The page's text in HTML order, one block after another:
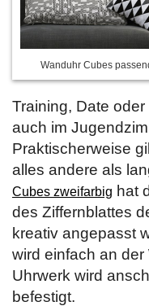
Wanduhr Cubes
Training, Date
auch im
Praktischerweise
alles andere als
Cubes zweifarbig hat
des Ziffernblattes
kreativ angepasst
wird einfach an
Uhrwerk wird
befestigt.